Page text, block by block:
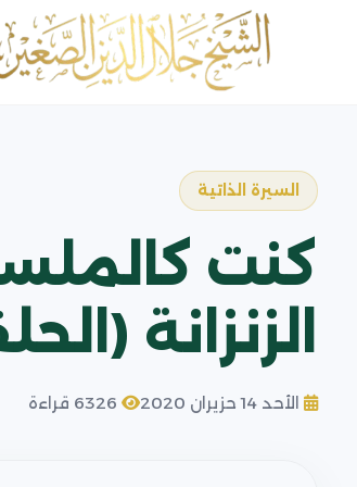
السيرة الذاتية
كنت
الزنزانة
الأحد 14 حزيران 2020